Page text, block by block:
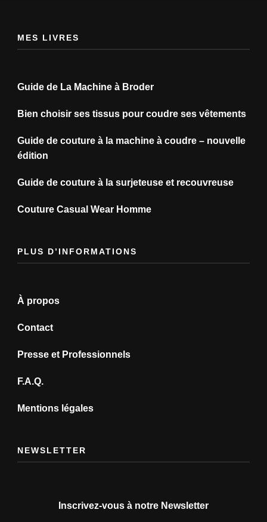
MES LIVRES
Guide de La Machine à Broder
Bien choisir ses tissus pour coudre ses vêtements
Guide de couture à la machine à coudre – nouvelle
édition
Guide de couture à la surjeteuse et recouvreuse
Couture Casual Wear Homme
PLUS D’INFORMATIONS
À propos
Contact
Presse et Professionnels
F.A.Q.
Mentions légales
NEWSLETTER
Inscrivez-vous à notre Newsletter